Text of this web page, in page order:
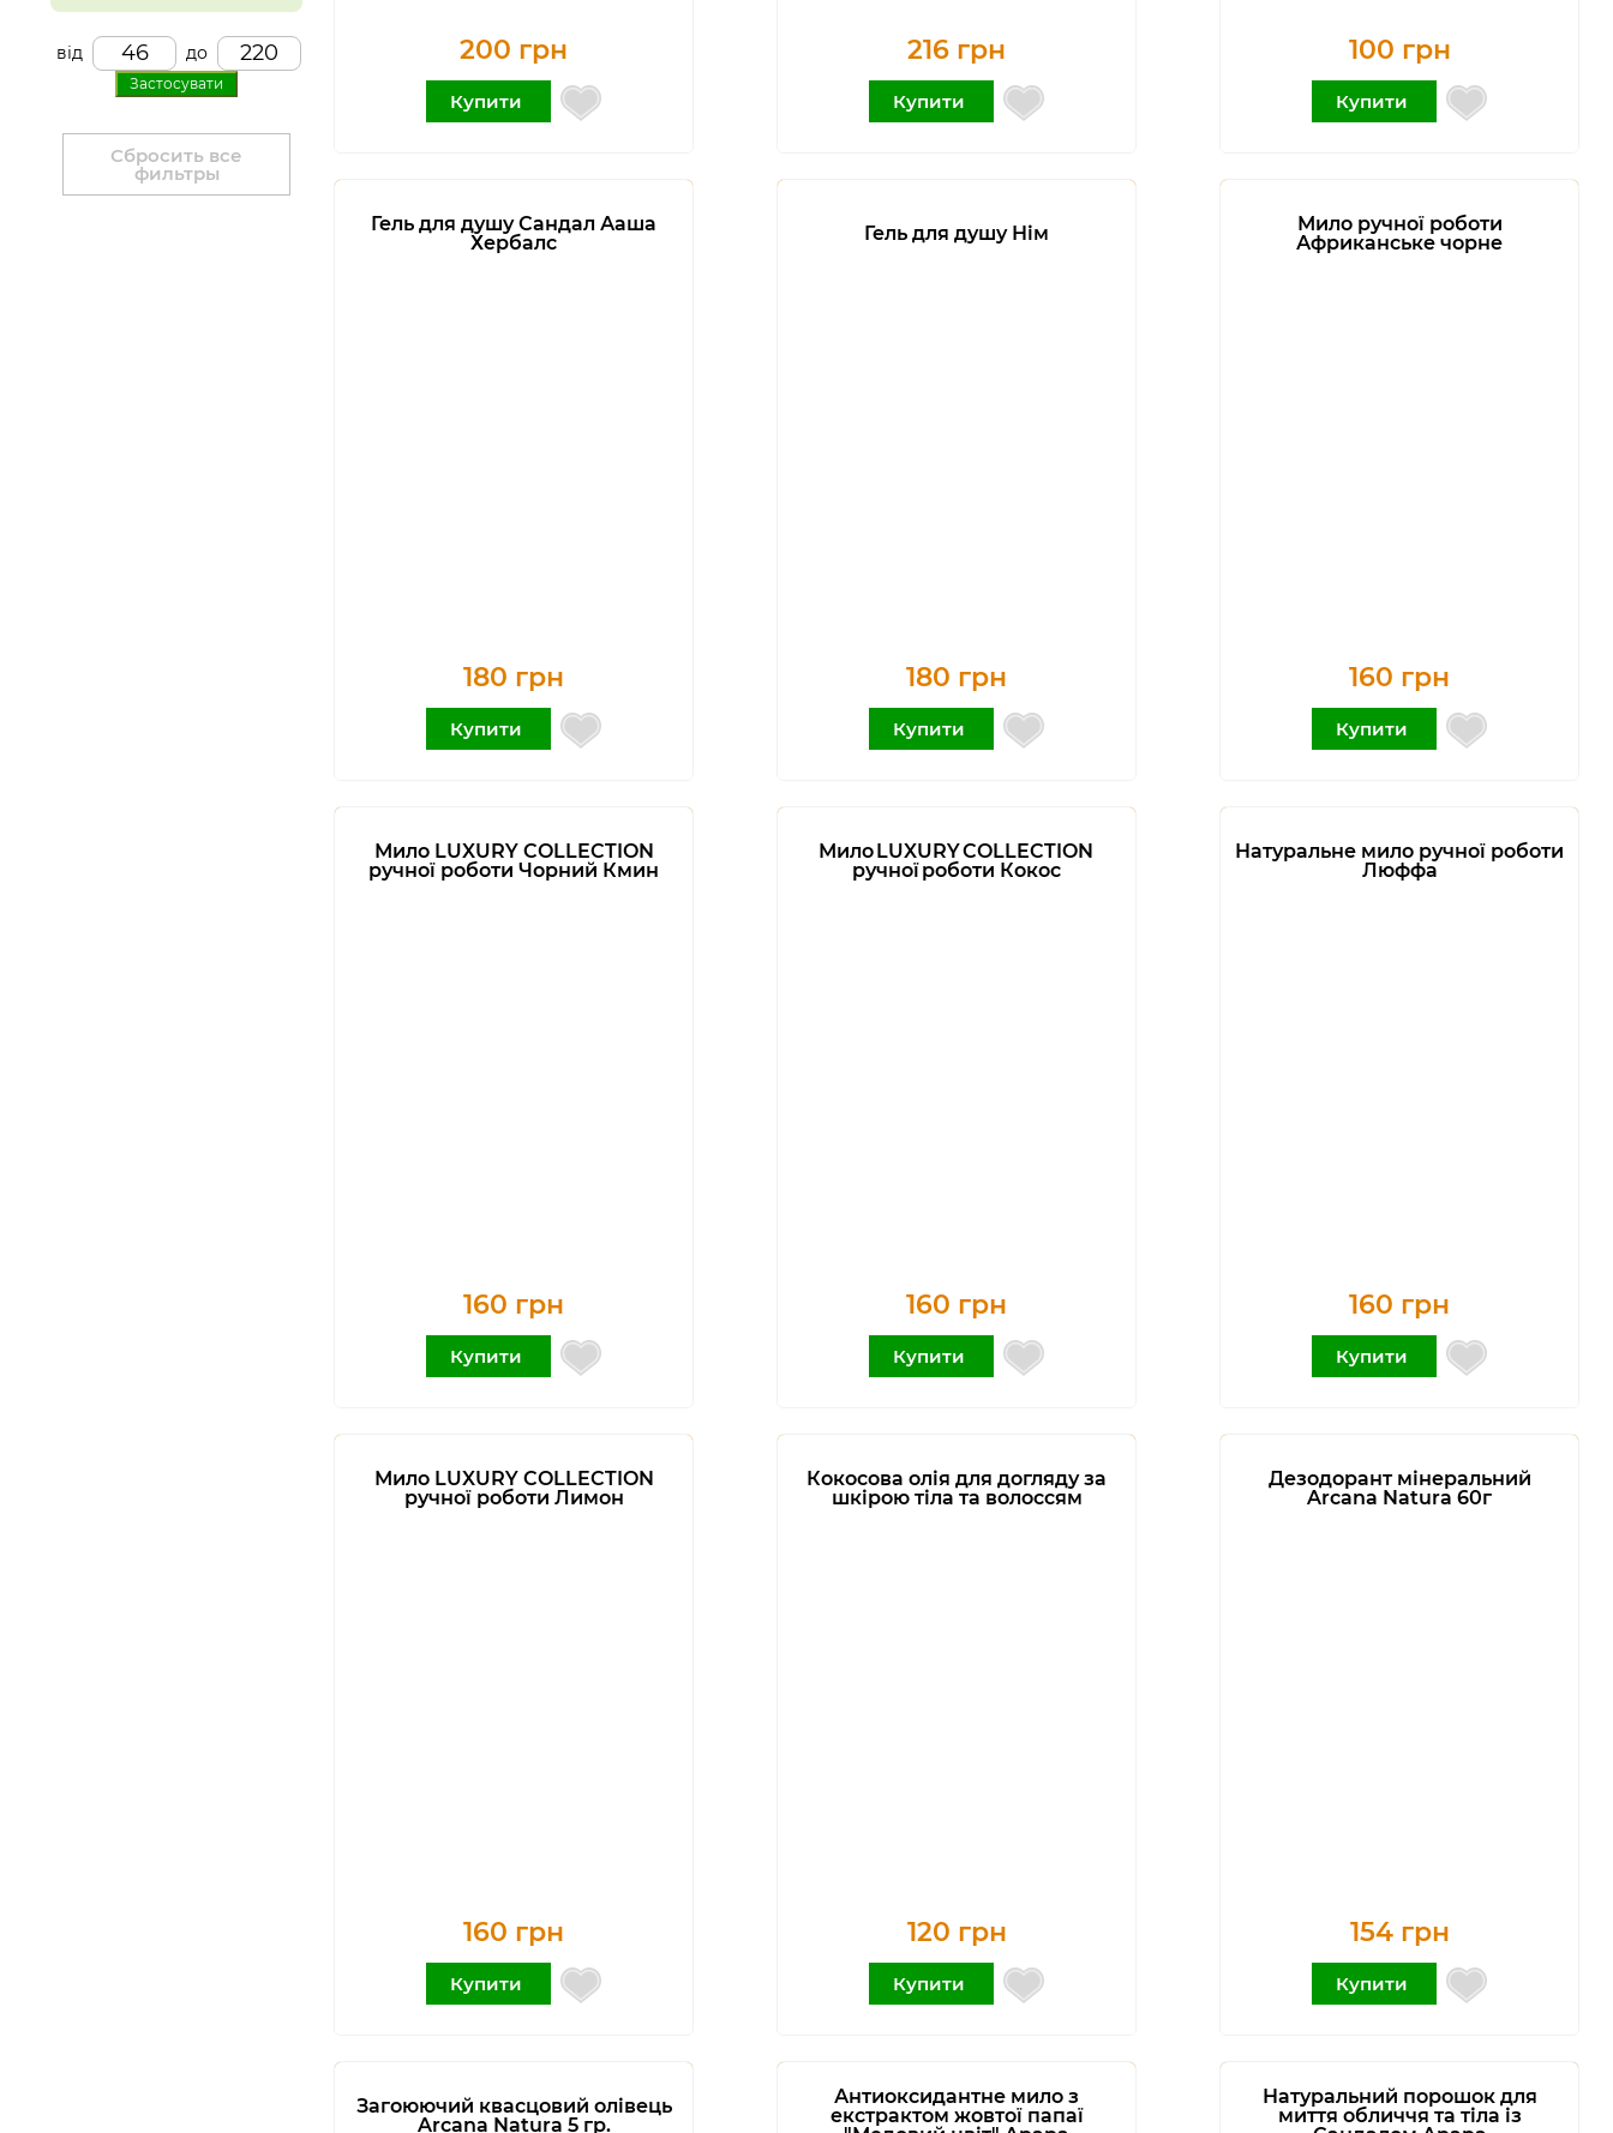
200 грн
Купити
216 грн
Купити
100 грн
Купити
Гель для душу Сандал Ааша
Хербалс
180 грн
Купити
Гель для душу Нім
180 грн
Купити
Мило ручної роботи
Африканське чорне
160 грн
Купити
Мило LUXURY COLLECTION
ручної роботи Чорний Кмин
160 грн
Купити
Мило LUXURY COLLECTION
ручної роботи Кокос
160 грн
Купити
Натуральне мило ручної роботи
Люффа
160 грн
Купити
Мило LUXURY COLLECTION
ручної роботи Лимон
160 грн
Купити
Кокосова олія для догляду за
шкірою тіла та волоссям
120 грн
Купити
Дезодорант мінеральний
Arcana Natura 60г
154 грн
Купити
Загоюючий квасцовий олівець
Arcana Natura 5 гр.
Антиоксидантне мило з
екстрактом жовтої папаї
Натуральний порошок для
миття обличчя та тіла із
від до
Застосувати
Сбросить все
фильтры